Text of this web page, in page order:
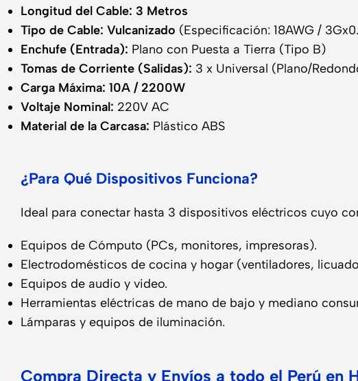
Longitud del Cable: 3 Metros
Tipo de Cable: Vulcanizado (Especificación: 18AWG /
Enchufe (Entrada): Plano con Puesta a Tierra (Tipo B)
Tomas de Corriente (Salidas): 3 x Universal (Plano/
Carga Máxima: 10A / 2200W
Voltaje Nominal: 220V AC
Material de la Carcasa: Plástico ABS
¿Para Qué Dispositivos Funciona?
Ideal para conectar hasta 3 dispositivos eléctricos cuyo
Equipos de Cómputo (PCs, monitores, impresoras).
Electrodomésticos de cocina y hogar (ventiladores,
Equipos de audio y video.
Herramientas eléctricas de mano de bajo y mediano
Lámparas y equipos de iluminación.
Compra Directa y Envíos a todo el Perú en